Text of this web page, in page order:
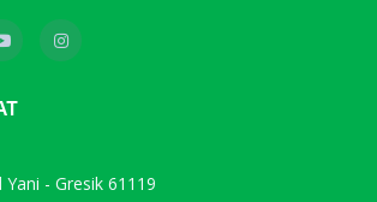
Yani - Gresik 61119